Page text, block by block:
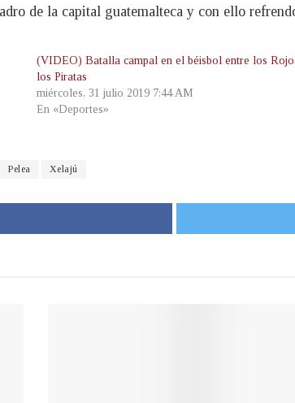
de la capital guatemalteca y con ello
(VIDEO) Batalla campal en el béisbol entre los
los Piratas
miércoles, 31 julio 2019 7:44 AM
En «Deportes»
Pelea Xelajú